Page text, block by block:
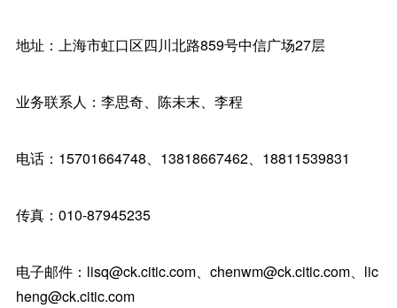
地址：上海市虹口区四川北路859号中信广场27层
业务联系人：李思奇、陈未末、李程
电话：15701664748、13818667462、18811539831
传真：010-87945235
电子邮件：lisq@ck.citic.com、chenwm@ck.citic.com、lic
heng@ck.citic.com